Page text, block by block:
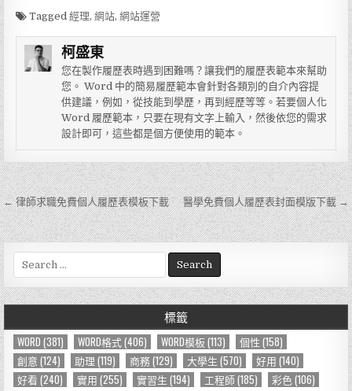
Tagged經理,網站,網站運營
柯盛東
您在製作履歷表時遇到困難嗎？讓我們的履歷表範本來幫助
您。 Word 中的簡易履歷範本會針對各類別的自介內容提
供建議，例如，從技能到學歷，再到經歷等等。若要個人化
Word 履歷範本，只要在現有文字上輸入，然後依您的需求
設計即可，這些都是個方便使用的範本。
文
章
導
覽
← 律師求職免費個人履歷表模板下載 醫學免費個人履歷表封面模版下載 →
e
a
r
h
f
o
r
標籤
WORD (381) WORD格式(406) WORD模板(113) 個性 (158)
創意 (124) 助理 (119) 商務(129) 大學生 (570) 好用 (140)
好看 (240) 實用 (255) 實習生 (194) 工程師(185) 彩色 (106)